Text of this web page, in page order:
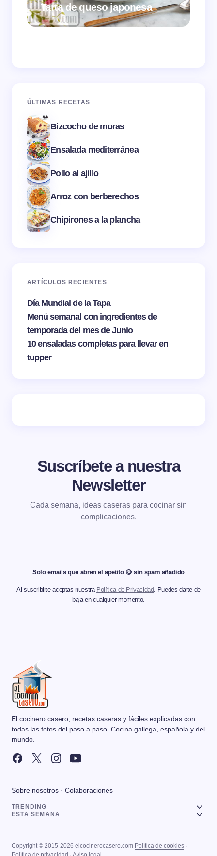
Tarta de queso japonesa
ÚLTIMAS RECETAS
Bizcocho de moras
Ensalada mediterránea
Pollo al ajillo
Arroz con berberechos
Chipirones a la plancha
ARTÍCULOS RECIENTES
Día Mundial de la Tapa
Menú semanal con ingredientes de
temporada del mes de Junio
10 ensaladas completas para llevar en
tupper
Suscríbete a nuestra
Newsletter
Cada semana, ideas caseras para cocinar sin
complicaciones.
Solo emails que abren el apetito 😋 sin spam añadido
Al suscribirte aceptas nuestra Política de Privacidad. Puedes darte de
baja en cualquier momento.
El cocinero casero, recetas caseras y fáciles explicadas con
todas las fotos del paso a paso. Cocina gallega, española y del
mundo.
Sobre nosotros · Colaboraciones
TRENDING
ESTA SEMANA
Copyright © 2015-2026 elcocinerocasero.com Política de cookies ·
Política de privacidad · Aviso legal